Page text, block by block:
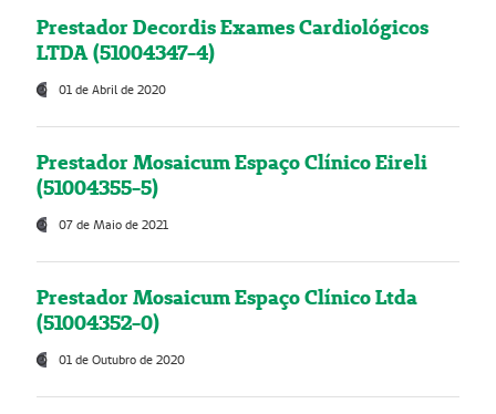
Prestador Decordis Exames Cardiológicos
LTDA (51004347-4)
01 de Abril de 2020
Prestador Mosaicum Espaço Clínico Eireli
(51004355-5)
07 de Maio de 2021
Prestador Mosaicum Espaço Clínico Ltda
(51004352-0)
01 de Outubro de 2020